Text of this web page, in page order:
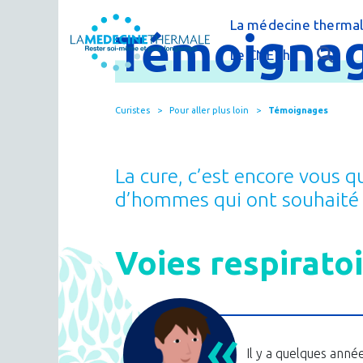
La médecine
C'est quoi la
Thermes & Vous,
Le CNETh
Qui sommes-nous
Actualités
Espace presse
Curistes Pour aller plus loin Témoignages
La cure, c’est encore vous
d’hommes qui ont
Voies
Il y a quelques